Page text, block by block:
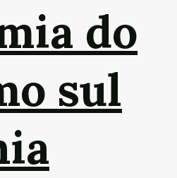
do
sul